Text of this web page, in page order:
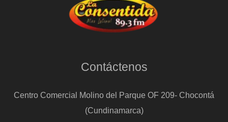
Contáctenos
Centro Comercial Molino del Parque OF 209- Chocontá
(Cundinamarca)